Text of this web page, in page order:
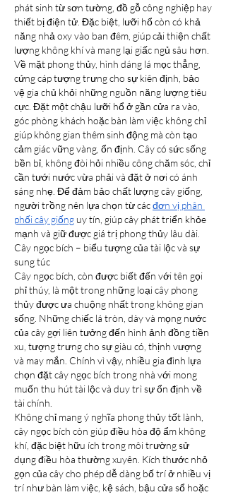
phát sinh từ sơn tường, đồ gỗ công nghiệp hay
thiết bị điện tử. Đặc biệt, lưỡi hổ còn có khả
năng nhả oxy vào ban đêm, giúp cải thiện chất
lượng không khí và mang lại giấc ngủ sâu hơn.
Về mặt phong thủy, hình dáng lá mọc thẳng,
cứng cáp tượng trưng cho sự kiên định, bảo
vệ gia chủ khỏi những nguồn năng lượng tiêu
cực. Đặt một chậu lưỡi hổ ở gần cửa ra vào,
góc phòng khách hoặc bàn làm việc không chỉ
giúp không gian thêm sinh động mà còn tạo
cảm giác vững vàng, ổn định. Cây có sức sống
bền bỉ, không đòi hỏi nhiều công chăm sóc, chỉ
cần tưới nước vừa phải và đặt ở nơi có ánh
sáng nhẹ. Để đảm bảo chất lượng cây giống,
người trồng nên lựa chọn từ các đơn vị phân
phối cây giống uy tín, giúp cây phát triển khỏe
mạnh và giữ được giá trị phong thủy lâu dài.
Cây ngọc bích – biểu tượng của tài lộc và sự
sung túc
Cây ngọc bích, còn được biết đến với tên gọi
phỉ thúy, là một trong những loại cây phong
thủy được ưa chuộng nhất trong không gian
sống. Những chiếc lá tròn, dày và mọng nước
của cây gợi liên tưởng đến hình ảnh đồng tiền
xu, tượng trưng cho sự giàu có, thịnh vượng
và may mắn. Chính vì vậy, nhiều gia đình lựa
chọn đặt cây ngọc bích trong nhà với mong
muốn thu hút tài lộc và duy trì sự ổn định về
tài chính.
Không chỉ mang ý nghĩa phong thủy tốt lành,
cây ngọc bích còn giúp điều hòa độ ẩm không
khí, đặc biệt hữu ích trong môi trường sử
dụng điều hòa thường xuyên. Kích thước nhỏ
gọn của cây cho phép dễ dàng bố trí ở nhiều vị
trí như bàn làm việc, kệ sách, bậu cửa sổ hoặc